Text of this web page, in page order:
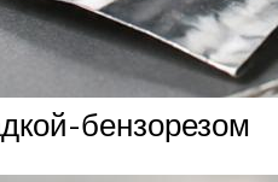
бензорезом